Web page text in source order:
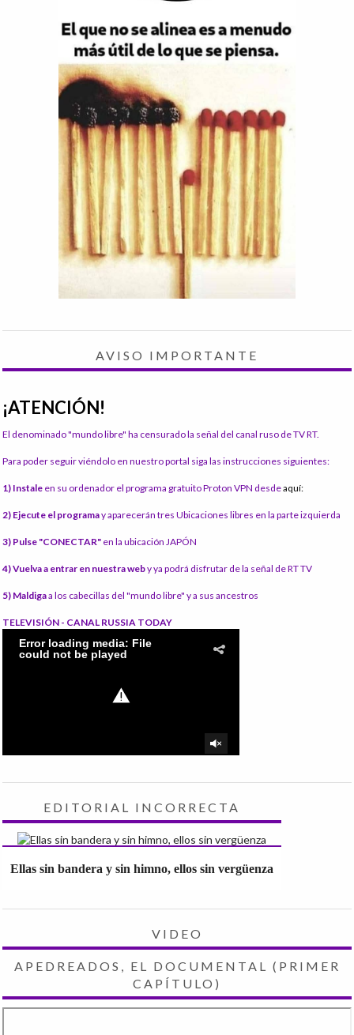
AVISO IMPORTANTE
¡ATENCIÓN!
El denominado "mundo libre" ha censurado la señal del canal ruso de TV RT.
Para poder seguir viéndolo en nuestro portal siga las instrucciones siguientes:
1) Instale en su ordenador el programa gratuito Proton VPN desdeaquí:
2) Ejecute el programay aparecerán tres Ubicaciones libres en la parte izquierda
3) Pulse "CONECTAR" en la ubicación JAPÓN
4) Vuelva a entrar en nuestra weby ya podrá disfrutar de la señal de RT TV
5) Maldigaa los cabecillas del "mundo libre" y a sus ancestros
TELEVISIÓN - CANAL RUSSIA TODAY
EDITORIAL INCORRECTA
Ellas sin bandera y sin himno, ellos sin vergüenza
VIDEO
APEDREADOS, EL DOCUMENTAL (PRIMER
CAPÍTULO)